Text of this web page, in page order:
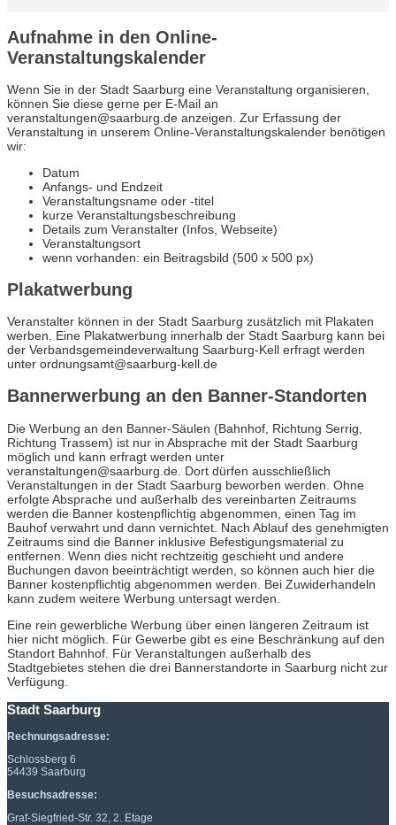
Aufnahme in den Online-
Veranstaltungskalender
Wenn Sie in der Stadt Saarburg eine Veranstaltung organisieren,
können Sie diese gerne per E-Mail an
veranstaltungen@saarburg.de anzeigen. Zur Erfassung der
Veranstaltung in unserem Online-Veranstaltungskalender benötigen
wir:
Datum
Anfangs- und Endzeit
Veranstaltungsname oder -titel
kurze Veranstaltungsbeschreibung
Details zum Veranstalter (Infos, Webseite)
Veranstaltungsort
wenn vorhanden: ein Beitragsbild (500 x 500 px)
Plakatwerbung
Veranstalter können in der Stadt Saarburg zusätzlich mit Plakaten
werben. Eine Plakatwerbung innerhalb der Stadt Saarburg kann bei
der Verbandsgemeindeverwaltung Saarburg-Kell erfragt werden
unter ordnungsamt@saarburg-kell.de
Bannerwerbung an den Banner-Standorten
Die Werbung an den Banner-Säulen (Bahnhof, Richtung Serrig,
Richtung Trassem) ist nur in Absprache mit der Stadt Saarburg
möglich und kann erfragt werden unter
veranstaltungen@saarburg.de. Dort dürfen ausschließlich
Veranstaltungen in der Stadt Saarburg beworben werden. Ohne
erfolgte Absprache und außerhalb des vereinbarten Zeitraums
werden die Banner kostenpflichtig abgenommen, einen Tag im
Bauhof verwahrt und dann vernichtet. Nach Ablauf des genehmigten
Zeitraums sind die Banner inklusive Befestigungsmaterial zu
entfernen. Wenn dies nicht rechtzeitig geschieht und andere
Buchungen davon beeinträchtigt werden, so können auch hier die
Banner kostenpflichtig abgenommen werden. Bei Zuwiderhandeln
kann zudem weitere Werbung untersagt werden.
Eine rein gewerbliche Werbung über einen längeren Zeitraum ist
hier nicht möglich. Für Gewerbe gibt es eine Beschränkung auf den
Standort Bahnhof. Für Veranstaltungen außerhalb des
Stadtgebietes stehen die drei Bannerstandorte in Saarburg nicht zur
Verfügung.
Stadt Saarburg
Rechnungsadresse:
Schlossberg 6
54439 Saarburg
Besuchsadresse:
Graf-Siegfried-Str. 32, 2. Etage